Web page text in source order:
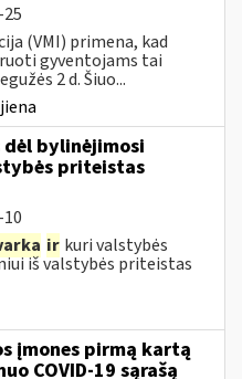
(VMI) primena, kad
gyventojams tai
2 d. Šiuo...
bylinėjimosi
priteistas
ir kuri valstybės
iš valstybės priteistas
įmones pirmą kartą
COVID-19 sąrašą